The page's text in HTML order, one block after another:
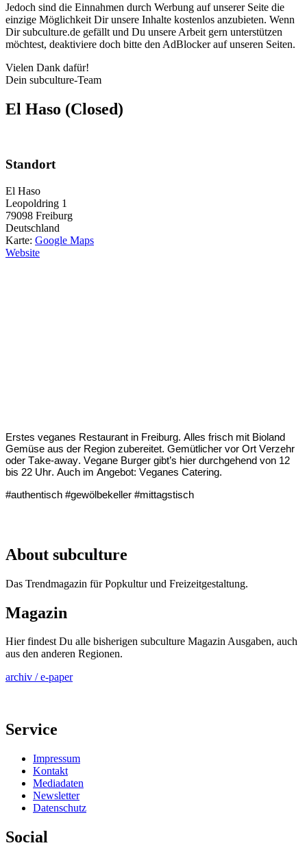
Jedoch sind die Einnahmen durch Werbung auf unserer Seite die
einzige Möglichkeit Dir unsere Inhalte kostenlos anzubieten. Wenn
Dir subculture.de gefällt und Du unsere Arbeit gern unterstützen
möchtest, deaktiviere doch bitte den AdBlocker auf unseren Seiten.
Vielen Dank dafür!
Dein subculture-Team
El Haso (Closed)
Standort
El Haso
Leopoldring 1
79098 Freiburg
Deutschland
Karte: Google Maps
Website
Erstes veganes Restaurant in Freiburg. Alles frisch mit Bioland
Gemüse aus der Region zubereitet. Gemütlicher vor Ort Verzehr
oder Take-away. Vegane Burger gibt’s hier durchgehend von 12
bis 22 Uhr. Auch im Angebot: Veganes Catering.
#authentisch #gewölbekeller #mittagstisch
About subculture
Das Trendmagazin für Popkultur und Freizeitgestaltung.
Magazin
Hier findest Du alle bisherigen subculture Magazin Ausgaben, auch
aus den anderen Regionen.
archiv / e-paper
Service
Impressum
Kontakt
Mediadaten
Newsletter
Datenschutz
Social